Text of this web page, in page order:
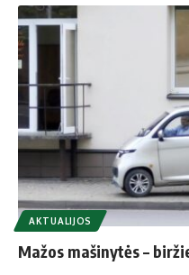
AKTUALIJOS
Mažos mašinytės –